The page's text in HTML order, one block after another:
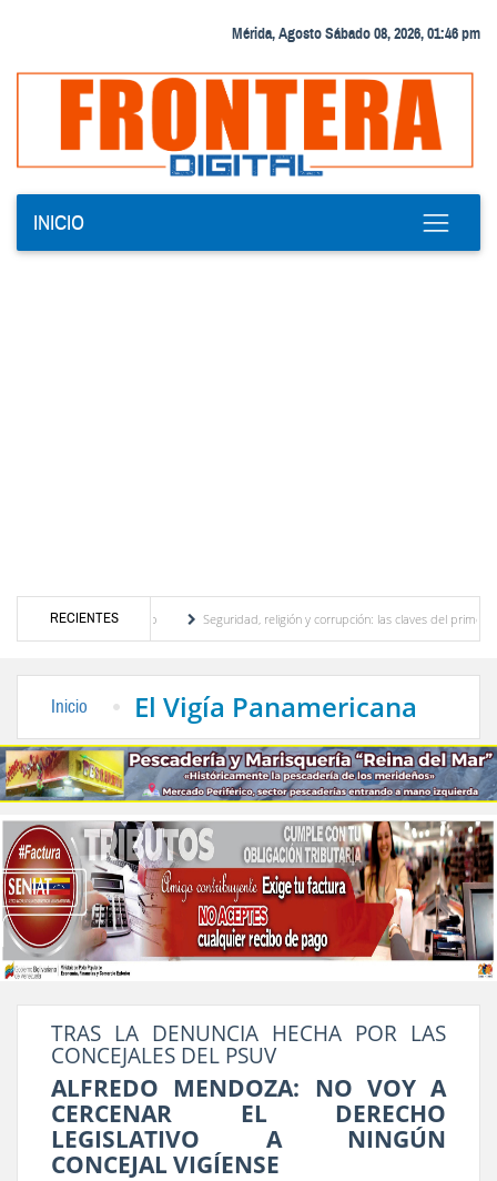
Mérida, Agosto Sábado 08, 2026, 01:46 pm
INICIO
RECIENTES
turístico merideño
Seguridad, religión y corrupción: las claves del primer
Inicio El Vigía Panamericana
TRAS LA DENUNCIA HECHA POR LAS
CONCEJALES DEL PSUV
ALFREDO MENDOZA: NO VOY A
CERCENAR EL DERECHO
LEGISLATIVO A NINGÚN
CONCEJAL VIGÍENSE